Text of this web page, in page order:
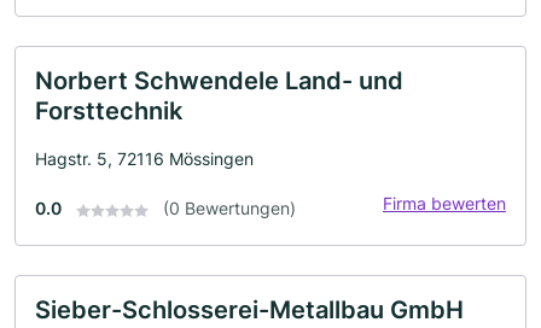
Norbert Schwendele Land- und
Forsttechnik
Hagstr. 5, 72116 Mössingen
0.0 (0 Bewertungen) Firma bewerten
Sieber-Schlosserei-Metallbau GmbH